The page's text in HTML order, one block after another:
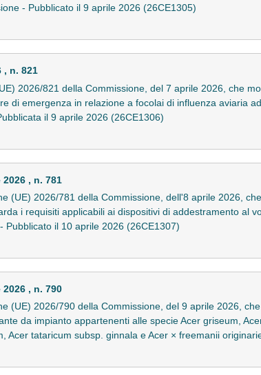
- Pubblicato il 9 aprile 2026 (26CE1305)
, n. 821
2026/821 della Commissione, del 7 aprile 2026, che
di emergenza in relazione a focolai di influenza aviaria
il 9 aprile 2026 (26CE1306)
2026 , n. 781
(UE) 2026/781 della Commissione, dell'8 aprile 2026,
i requisiti applicabili ai dispositivi di addestramento al
Pubblicato il 10 aprile 2026 (26CE1307)
2026 , n. 790
(UE) 2026/790 della Commissione, del 9 aprile 2026,
da impianto appartenenti alle specie Acer griseum,
Acer tataricum subsp. ginnala e Acer × freemanii